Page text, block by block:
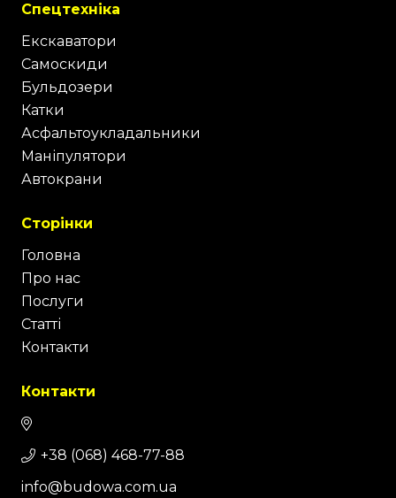
Спецтехніка
Екскаватори
Самоскиди
Бульдозери
Катки
Асфальтоукладальники
Маніпулятори
Автокрани
Сторінки
Головна
Про нас
Послуги
Статті
Контакти
Контакти
+38 (068) 468-77-88
info@budowa.com.ua